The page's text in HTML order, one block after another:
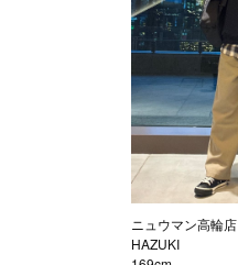
ニュウマン高輪店
HAZUKI